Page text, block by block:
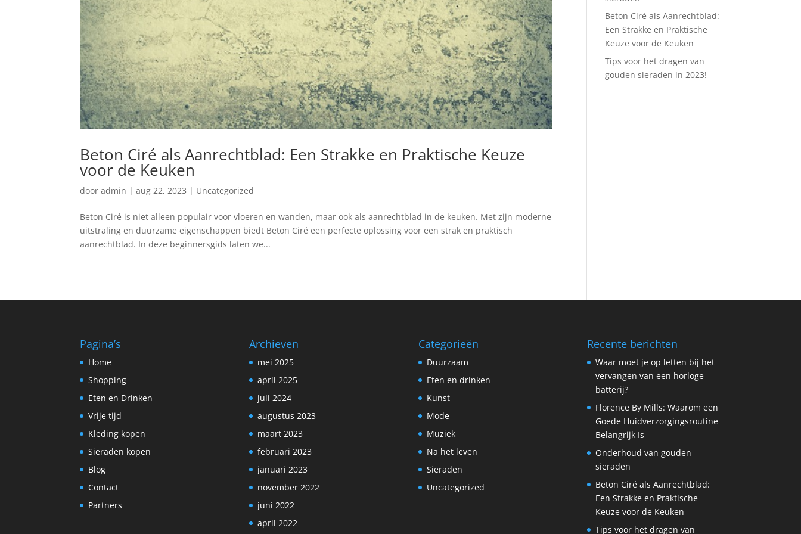
Beton Ciré als Aanrechtblad: Een Strakke en Praktische Keuze
voor de Keuken
dooradmin |aug 22, 2023 | Uncategorized
Beton Ciré is niet alleen populair voor vloeren en wanden, maar ook als aanrechtblad in de keuken. Met zijn moderne
uitstraling en duurzame eigenschappen biedt Beton Ciré een perfecte oplossing voor een strak en praktisch
aanrechtblad. In deze beginnersgids laten we...
Beton Ciré als Aanrechtblad:
Een Strakke en Praktische
Keuze voor de Keuken
Tips voor het dragen van
gouden sieraden in 2023!
Pagina’s
Home
Shopping
Eten en Drinken
Vrije tijd
Kleding kopen
Sieraden kopen
Blog
Contact
Partners
Archieven
mei 2025
april 2025
juli 2024
augustus 2023
maart 2023
februari 2023
januari 2023
november 2022
juni 2022
april 2022
Categorieën
Duurzaam
Eten en drinken
Kunst
Mode
Muziek
Na het leven
Sieraden
Uncategorized
Recente berichten
Waar moet je op letten bij het
vervangen van een horloge
batterij?
Florence By Mills: Waarom een
Goede Huidverzorgingsroutine
Belangrijk Is
Onderhoud van gouden
sieraden
Beton Ciré als Aanrechtblad:
Een Strakke en Praktische
Keuze voor de Keuken
Tips voor het dragen van